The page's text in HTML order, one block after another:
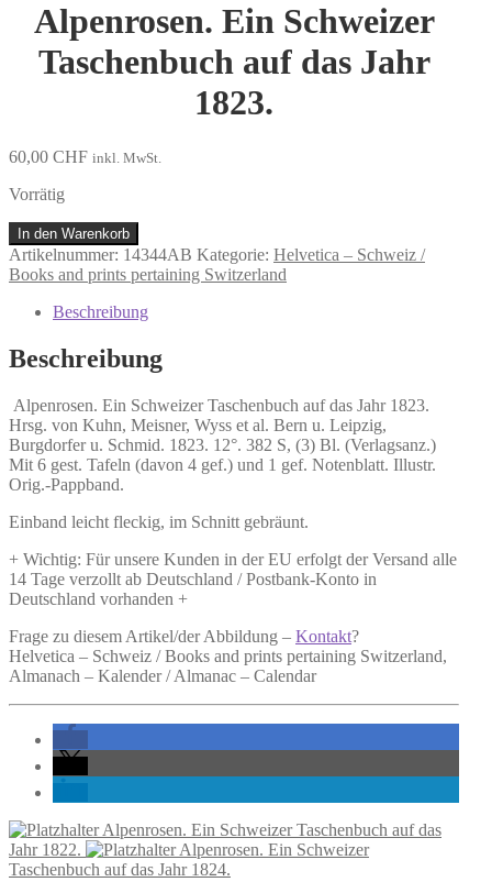
Alpenrosen. Ein Schweizer
Taschenbuch auf das Jahr
1823.
60,00 CHF inkl. MwSt.
Vorrätig
Alpenrosen.
Ein
Schweizer
Taschenbuch
Jahr
1823.
In den Warenkorb
Artikelnummer: 14344AB Kategorie: Helvetica – Schweiz /
Books and prints pertaining Switzerland
Beschreibung
Beschreibung
Alpenrosen. Ein Schweizer Taschenbuch auf das Jahr 1823.
Hrsg. von Kuhn, Meisner, Wyss et al. Bern u. Leipzig,
Burgdorfer u. Schmid. 1823. 12°. 382 S, (3) Bl. (Verlagsanz.)
Mit 6 gest. Tafeln (davon 4 gef.) und 1 gef. Notenblatt. Illustr.
Orig.-Pappband.
Einband leicht fleckig, im Schnitt gebräunt.
+ Wichtig: Für unsere Kunden in der EU erfolgt der Versand alle
14 Tage verzollt ab Deutschland / Postbank-Konto in
Deutschland vorhanden +
Frage zu diesem Artikel/der Abbildung – Kontakt?
Helvetica – Schweiz / Books and prints pertaining Switzerland,
Almanach – Kalender / Almanac – Calendar
Alpenrosen. Ein Schweizer Taschenbuch auf das
Jahr 1822.
Alpenrosen. Ein Schweizer
Taschenbuch auf das Jahr 1824.